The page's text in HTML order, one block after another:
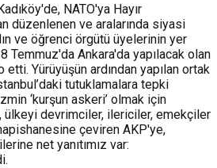
NATO'ya Hayır
düzenlenen ve aralarında siyasi
ve öğrenci örgütü üyelerinin yer
Temmuz'da Ankara'da yapılacak olan
Yürüyüşün ardından yapılan ortak
tutuklamalara tepki
‘kurşun askeri’ olmak için
ülkeyi devrimciler, ilericiler, emekçiler
çeviren AKP'ye,
net yanıtımız var: